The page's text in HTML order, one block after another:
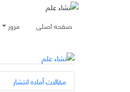
صفحه اصلی مرور
مقالات آماده انتشار